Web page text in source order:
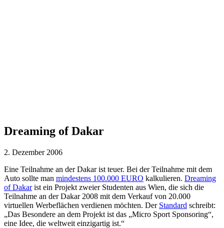
Dreaming of Dakar
2. Dezember 2006
Eine Teilnahme an der Dakar ist teuer. Bei der Teilnahme mit dem
Auto sollte man mindestens 100.000 EURO kalkulieren. Dreaming
of Dakarist ein Projekt zweier Studenten aus Wien, die sich die
Teilnahme an der Dakar 2008 mit dem Verkauf von 20.000
virtuellen Werbeflächen verdienen möchten. Der Standard schreibt:
„Das Besondere an dem Projekt ist das „Micro Sport Sponsoring“,
eine Idee, die weltweit einzigartig ist.“